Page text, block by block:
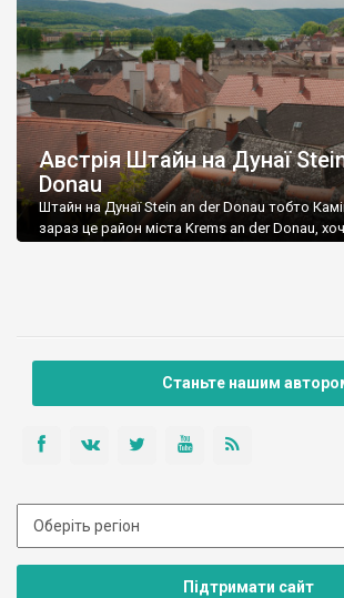
Австрія Штайн на Дунаї
Donau
Штайн на Дунаї Stein an der Donau тобто
зараз це район міста Krems an der Donau,
Станьте нашим
Підтримати сайт